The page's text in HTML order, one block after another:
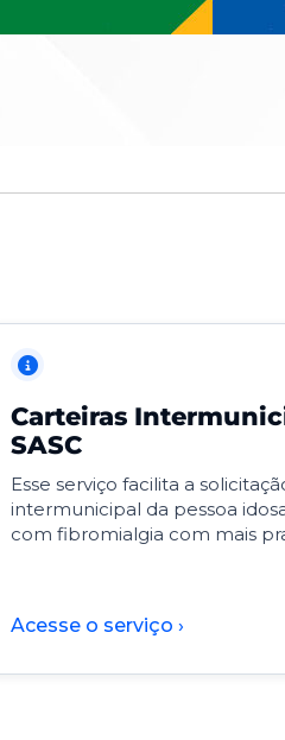
Carteiras
SASC
Esse serviço facilita a
intermunicipal da pessoa
com fibromialgia com mais
Acesse o serviço ›